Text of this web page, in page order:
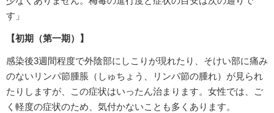
す」
【初期（第一期）】
感染後3週間程度で外陰部にしこりが現れたり、そけい部に痛み
のないリンパ節腫脹（しゅちょう、リンパ節の腫れ）が見られ
たりしますが、この症状はいったん治まります。女性では、ご
く軽度の症状のため、気付かないことも多くあります。